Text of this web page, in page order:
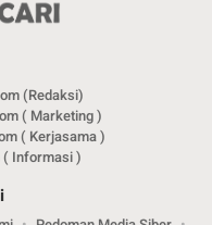
(Redaksi)
( Marketing )
( Kerjasama )
Informasi )